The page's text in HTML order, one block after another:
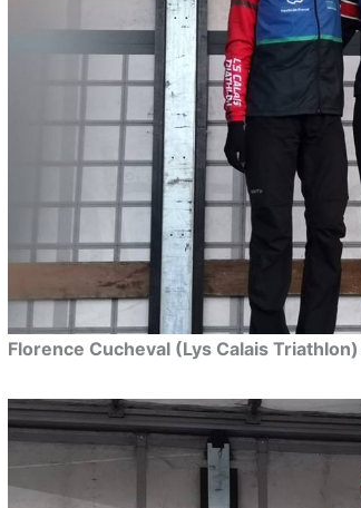
Florence Cucheval (Lys Calais